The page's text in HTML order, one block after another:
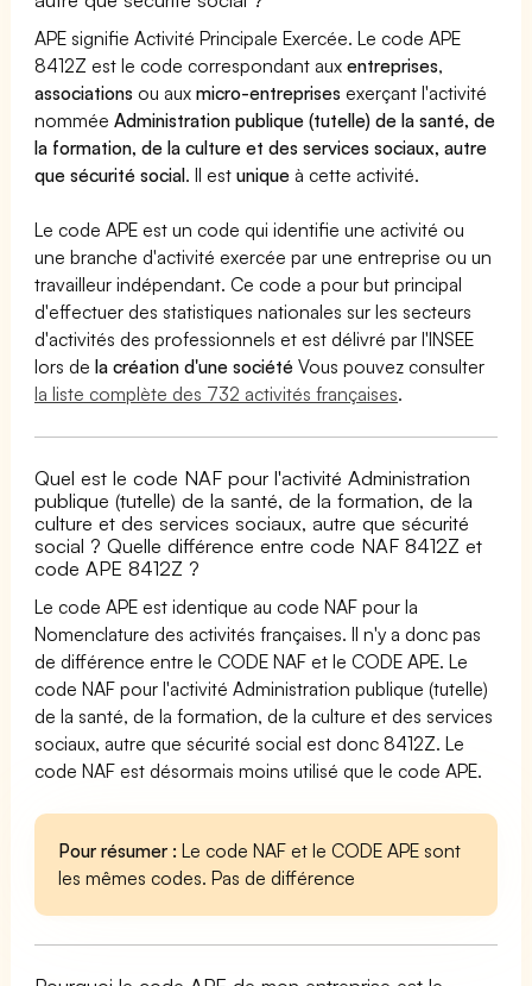
APE signifie Activité Principale Exercée. Le code APE
8412Z est le code correspondant auxentreprises,
associations ou auxmicro-entreprises exerçant l'activité
nomméeAdministration publique (tutelle) de la santé, de
la formation, de la culture et des services sociaux, autre
que sécurité social. Il estunique à cette activité.
Le code APE est un code qui identifie une activité ou
une branche d'activité exercée par une entreprise ou un
travailleur indépendant. Ce code a pour but principal
d'effectuer des statistiques nationales sur les secteurs
d'activités des professionnels et est délivré par l'INSEE
lors dela création d'une société Vous pouvez consulter
la liste complète des 732 activités françaises.
Quel est le code NAF pour l'activité Administration
publique (tutelle) de la santé, de la formation, de la
culture et des services sociaux, autre que sécurité
social ? Quelle différence entre code NAF 8412Z et
code APE 8412Z ?
Le code APE est identique au code NAF pour la
Nomenclature des activités françaises. Il n'y a donc pas
de différence entre le CODE NAF et le CODE APE. Le
code NAF pour l'activité Administration publique (tutelle)
de la santé, de la formation, de la culture et des services
sociaux, autre que sécurité social est donc 8412Z. Le
code NAF est désormais moins utilisé que le code APE.
Pour résumer : Le code NAF et le CODE APE sont
les mêmes codes. Pas de différence